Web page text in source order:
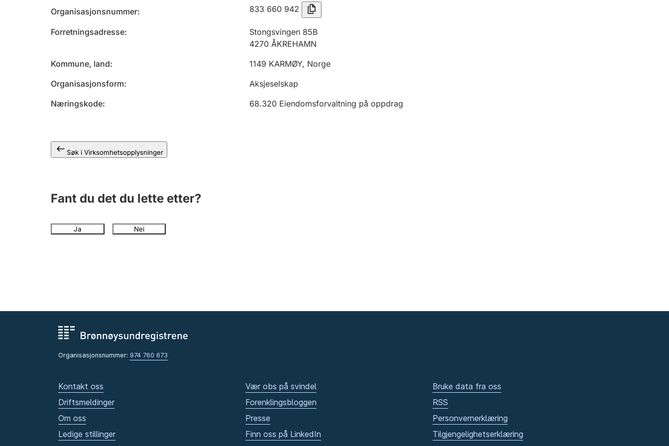
Organisasjonsnummer 833 660 942
Forretningsadresse
Stongsvingen 85B
4270 ÅKREHAMN
Kommune, land
1149 KARMØY, Norge
Organisasjonsform
Aksjeselskap
Næringskode
68.320 Eiendomsforvaltning på oppdrag
Søk i Virksomhetsopplysninger
Fant du det du lette etter?
Ja Nei
Organisasjonsnummer: 974 760 673
Kontakt oss
Driftsmeldinger
Om oss
Ledige stillinger
Vær obs på svindel
Forenklingsbloggen
Presse
Finn oss på LinkedIn
Bruke data fra oss
RSS
Personvernerklæring
Tilgjengelighetserklæring